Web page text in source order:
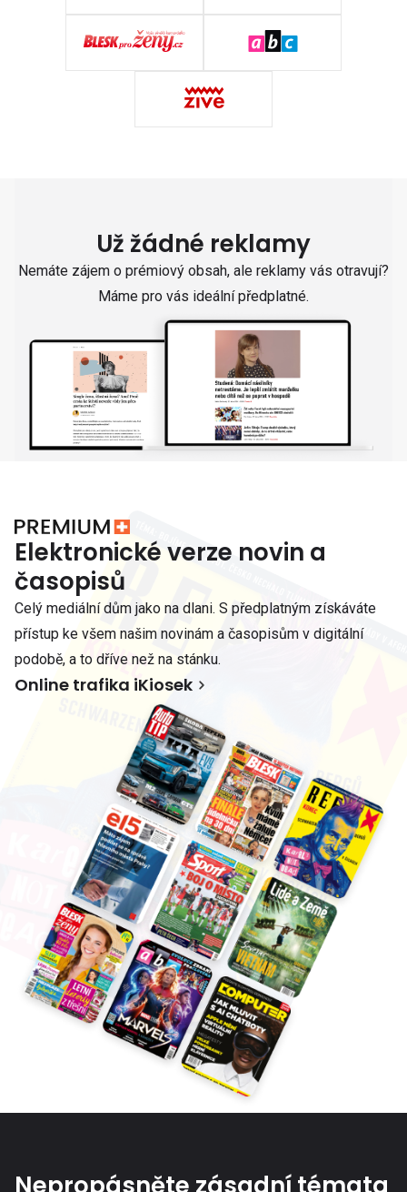
Už žádné reklamy
Nemáte zájem o prémiový obsah, ale reklamy vás otravují?
Máme pro vás ideální předplatné.
Elektronické verze novin a
časopisů
Celý mediální dům jako na dlani. S předplatným získáváte
přístup ke všem našim novinám a časopisům v digitální
podobě, a to dříve než na stánku.
Online trafika iKiosek